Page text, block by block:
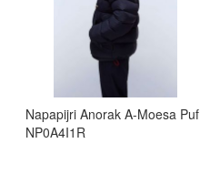
Napapijri Anorak A-Moesa Puf
NP0A4I1R